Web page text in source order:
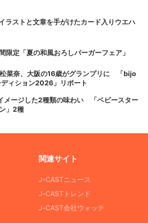
ラストと文章を手がけたカード入りウエハ
定「夏の和風おろしバーガーフェア」
菜奈、大阪の16歳がグランプリに 「bijo
ィション2026」リポート
メージした2種類の味わい 「ベビースター
」2種
関連サイト
J-CASTニュース
J-CASTトレンド
J-CAST会社ウォッチ